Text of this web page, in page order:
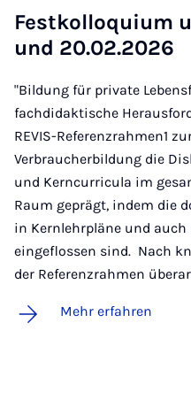
Fest­kol­lo­qui­um
und 20.02.2026
"Bildung für private
fachdidaktische
REVIS-Referenzrahmen1
Verbraucherbildung die
und Kerncurricula im
Raum geprägt, indem die
in Kernlehrpläne und
eingeflossen sind. Nach
der Referenzrahmen
Mehr erfahren